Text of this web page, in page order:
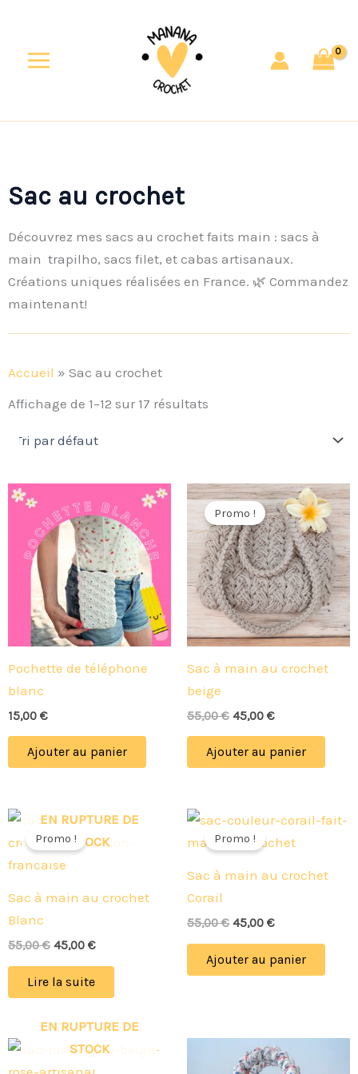
contenu
Sac au crochet
Découvrez mes sacs au crochet faits main : sacs à
main trapilho, sacs filet, et cabas artisanaux.
Créations uniques réalisées en France. 🌿 Commandez
maintenant!
Accueil » Sac au crochet
Affichage de 1–12 sur 17 résultats
Pochette de téléphone
blanc
15,00 €
Ajouter au panier
Promo !
Sac à main au crochet
beige
55,00€
Le
prix
initial
était :
55,00 €.
45,00 €
Le
prix
actuel
est :
45,00 €.
Ajouter au panier
EN RUPTURE DE
STOCK
Promo !
Sac à main au crochet
Blanc
55,00€
Le
initial
était :
45,00 €
Le
actuel
Lire la suite
Promo !
Sac à main au crochet
Corail
55,00€
Le
initial
55,00 €.
45,00 €
Le
actuel
45,00 €.
Ajouter au panier
EN RUPTURE DE
STOCK